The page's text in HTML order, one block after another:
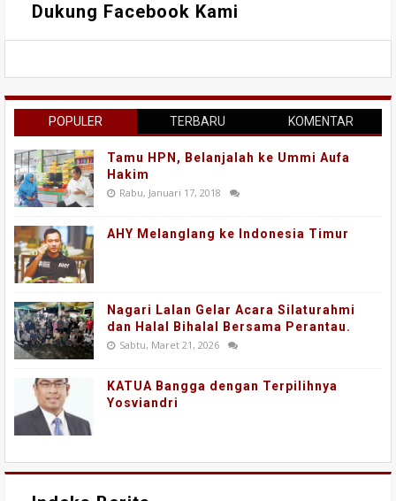
Dukung Facebook Kami
POPULER TERBARU KOMENTAR
Tamu HPN, Belanjalah ke Ummi Aufa
Hakim
Rabu, Januari 17, 2018
AHY Melanglang ke Indonesia Timur
Nagari Lalan Gelar Acara Silaturahmi
dan Halal Bihalal Bersama Perantau.
Sabtu, Maret 21, 2026
KATUA Bangga dengan Terpilihnya
Yosviandri